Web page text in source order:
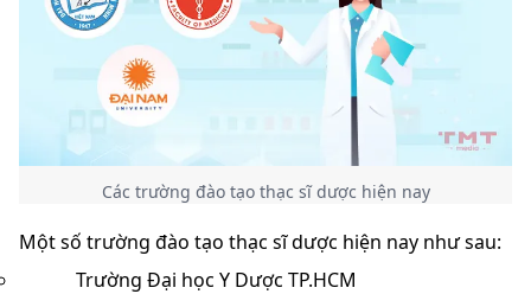
Các trường đào tạo thạc sĩ dược hiện nay
Một số trường đào tạo thạc sĩ dược hiện nay như sau:
Trường Đại học Y Dược TP.HCM